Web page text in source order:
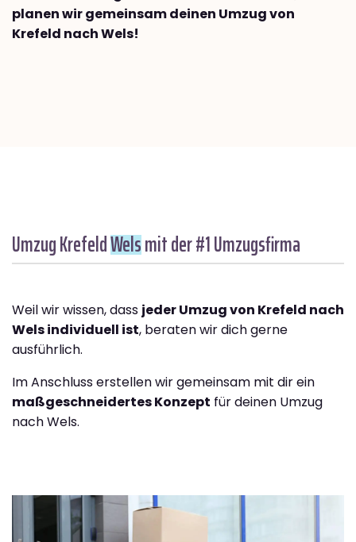
planen wir gemeinsam deinen Umzug von
Krefeld nach Wels!
Umzug KrefeldWelsmit der #1 Umzugsfirma
Weil wir wissen, dass jeder Umzug von Krefeld nach
Wels individuell ist, beraten wir dich gerne
ausführlich.
Im Anschluss erstellen wir gemeinsam mit dir ein
maßgeschneidertes Konzept für deinen Umzug
nach Wels.